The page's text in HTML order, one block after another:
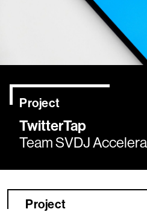
TwitterTap
Team SVDJ
Project
Project